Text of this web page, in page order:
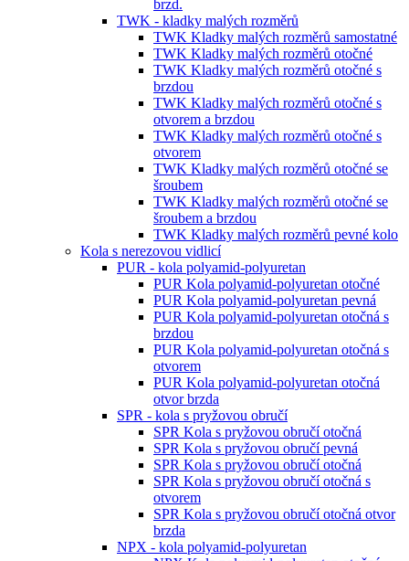
brzd.
TWK - kladky malých rozměrů
TWK Kladky malých rozměrů samostatné
TWK Kladky malých rozměrů otočné
TWK Kladky malých rozměrů otočné s
brzdou
TWK Kladky malých rozměrů otočné s
otvorem a brzdou
TWK Kladky malých rozměrů otočné s
otvorem
TWK Kladky malých rozměrů otočné se
šroubem
TWK Kladky malých rozměrů otočné se
šroubem a brzdou
TWK Kladky malých rozměrů pevné kolo
Kola s nerezovou vidlicí
PUR - kola polyamid-polyuretan
PUR Kola polyamid-polyuretan otočné
PUR Kola polyamid-polyuretan pevná
PUR Kola polyamid-polyuretan otočná s
brzdou
PUR Kola polyamid-polyuretan otočná s
otvorem
PUR Kola polyamid-polyuretan otočná
otvor brzda
SPR - kola s pryžovou obručí
SPR Kola s pryžovou obručí otočná
SPR Kola s pryžovou obručí pevná
SPR Kola s pryžovou obručí otočná
SPR Kola s pryžovou obručí otočná s
otvorem
SPR Kola s pryžovou obručí otočná otvor
brzda
NPX - kola polyamid-polyuretan